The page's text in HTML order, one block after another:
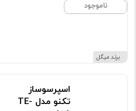
ناموجود
برند میگل
اسپرسوساز
تکنو مدل TE-